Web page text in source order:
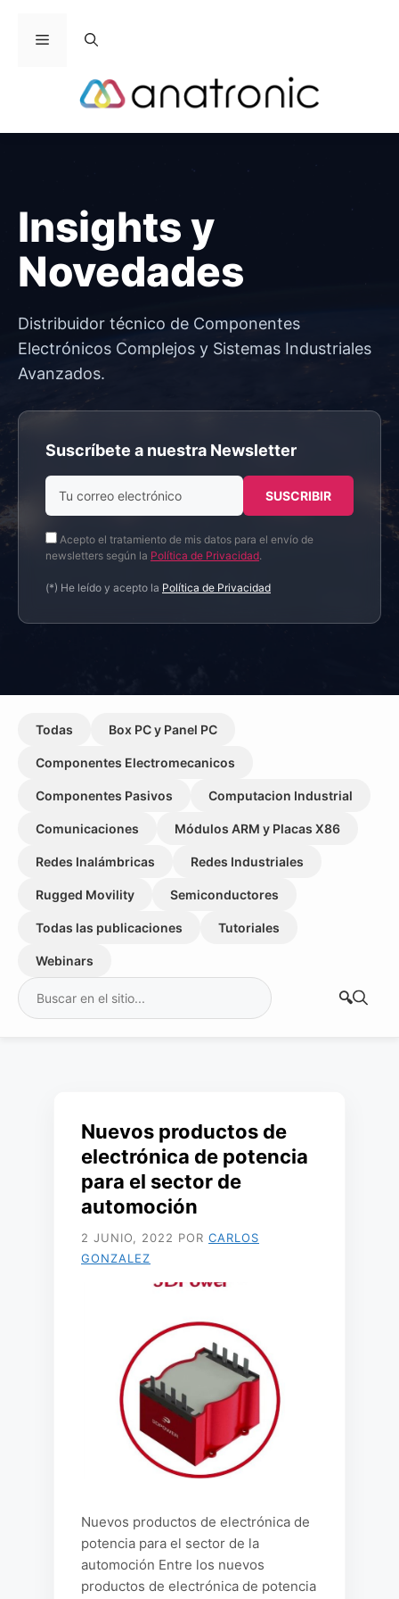
Menú
Insights y
Novedades
Distribuidor técnico de Componentes
Electrónicos Complejos y Sistemas Industriales
Avanzados.
Suscríbete a nuestra Newsletter
Acepto el tratamiento de mis datos para el envío de
newsletters según la Política de Privacidad.
(*) He leído y acepto la Política de Privacidad
Todas Box PC y Panel PC
Componentes Electromecanicos
Componentes Pasivos Computacion Industrial
Comunicaciones Módulos ARM y Placas X86
Redes Inalámbricas Redes Industriales
Rugged Movility Semiconductores
Todas las publicaciones Tutoriales
Webinars
Buscar:
Nuevos productos de
electrónica de potencia
para el sector de
automoción
2 JUNIO, 2022 POR CARLOS
GONZALEZ
Nuevos productos de electrónica de
potencia para el sector de la
automoción Entre los nuevos
productos de electrónica de potencia